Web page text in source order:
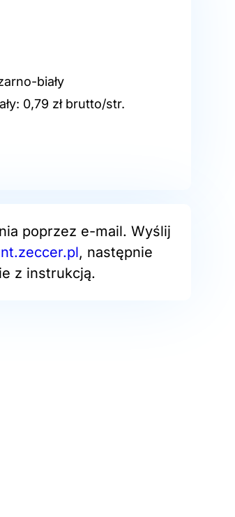
biały
0,79 zł brutto/str.
poprzez e-mail. Wyślij
, następnie
z instrukcją.